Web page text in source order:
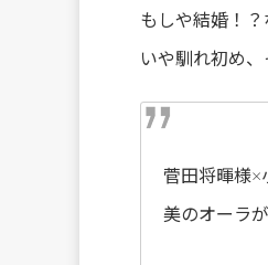
もしや結婚！
いや馴れ初め、
菅田将暉様×
美のオーラ